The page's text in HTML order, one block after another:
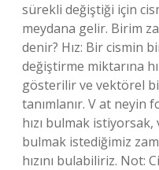
sürekli değiştiği için
meydana gelir. Birim
denir? Hız: Bir cismin
değiştirme miktarına
gösterilir ve vektörel
tanımlanır. V at neyin
hızı bulmak istiyorsak,
bulmak istediğimiz
hızını bulabiliriz. Not: